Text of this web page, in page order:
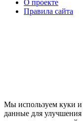
О проекте
Правила сайта
Мы используем куки
данные для